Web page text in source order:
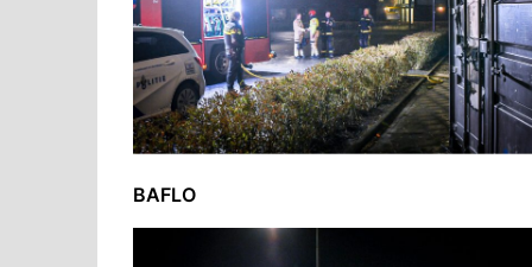
BAFLO